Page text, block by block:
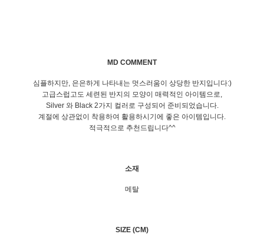
MD COMMENT
심플하지만, 은은하게 나타내는 멋스러움이 상당한 반지입니다:)
고급스럽고도 세련된 반지의 모양이 매력적인 아이템으로,
Silver 와 Black 2가지 컬러로 구성되어 준비되었습니다.
계절에 상관없이 착용하여 활용하시기에 좋은 아이템입니다.
적극적으로 추천드립니다^^
소재
메탈
SIZE (CM)